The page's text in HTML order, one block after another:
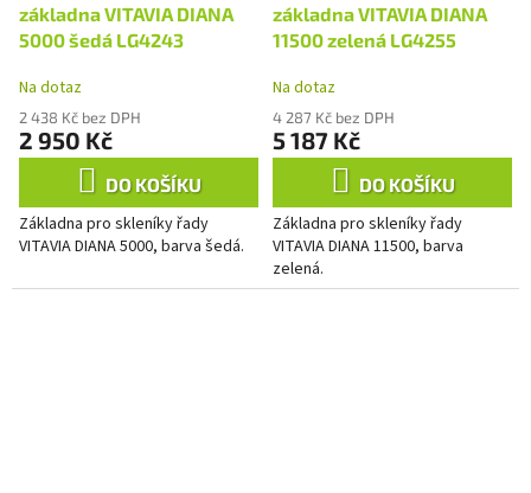
základna VITAVIA DIANA
5000 šedá LG4243
Na dotaz
2 438 Kč bez DPH
2 950 Kč
DO KOŠÍKU
Základna pro skleníky řady
VITAVIA DIANA 5000, barva šedá.
základna VITAVIA DIANA
11500 zelená LG4255
Na dotaz
4 287 Kč bez DPH
5 187 Kč
DO KOŠÍKU
Základna pro skleníky řady
VITAVIA DIANA 11500, barva
zelená.